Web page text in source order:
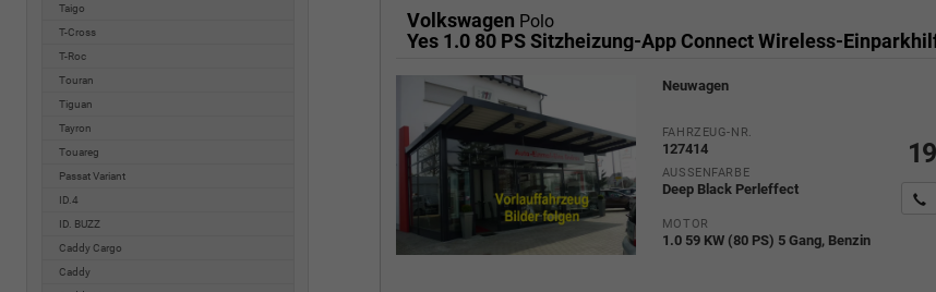
Volkswagen Polo
Neuwagen
FAHRZEUG-NR.
127414
AUSSENFARBE
Deep Black Perleffect
MOTOR
1.0 59 KW (80 PS) 5 Gang, Benzin
Taigo
T-Cross
T-Roc
Touran
Tiguan
Tayron
Touareg
Passat Variant
ID.4
ID. BUZZ
Caddy Cargo
Caddy